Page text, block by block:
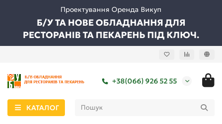
Проектування Оренда Викуп
Б/У ТА НОВЕ ОБЛАДНАННЯ ДЛЯ
РЕСТОРАНІВ ТА ПЕКАРЕНЬ ПІД КЛЮЧ.
+38(066) 926 52 55
КАТАЛОГ